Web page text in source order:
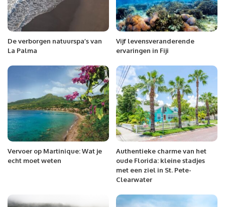
De verborgen natuurspa’s van
La Palma
Vijf levensveranderende
ervaringen in Fiji
Vervoer op Martinique: Wat je
echt moet weten
Authentieke charme van het
oude Florida: kleine stadjes
met een ziel in St. Pete-
Clearwater